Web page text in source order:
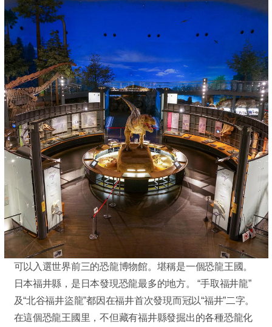
可以入選世界前三的恐龍博物館。堪稱是一個恐龍王國。
日本福井縣，是日本發現恐龍最多的地方。 “手取福井龍”
及“北谷福井盜龍”都因在福井首次發現而冠以“福井”二字。
在這個恐龍王國里，不但藏有福井縣發掘出的各種恐龍化